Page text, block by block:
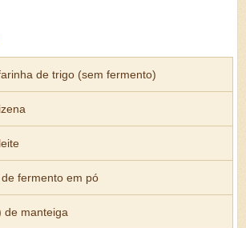
de trigo (sem fermento)
fermento em pó
de manteiga